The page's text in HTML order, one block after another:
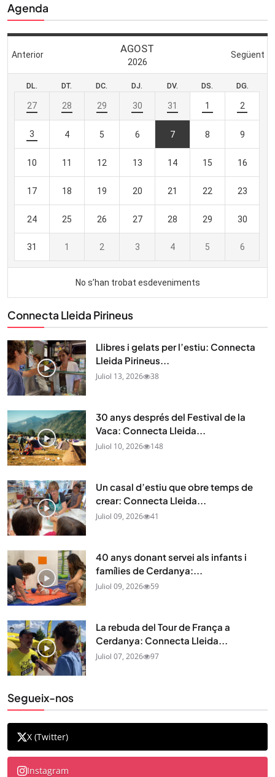
Agenda
Connecta Lleida Pirineus
Llibres i gelats per l’estiu: Connecta
Lleida Pirineus...
Juliol 13, 2026 38
30 anys després del Festival de la
Vaca: Connecta Lleida...
Juliol 10, 2026 148
Un casal d’estiu que obre temps de
crear: Connecta Lleida...
Juliol 09, 2026 41
40 anys donant servei als infants i
famílies de Cerdanya:...
Juliol 09, 2026 59
La rebuda del Tour de França a
Cerdanya: Connecta Lleida...
Juliol 07, 2026 97
Segueix-nos
X (Twitter)
Instagram